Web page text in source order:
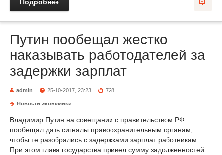
Подробнее
Путин пообещал жестко
наказывать работодателей за
задержки зарплат
admin 25-10-2017, 23:23 728
Новости экономики
Владимир Путин на совещании с правительством РФ
пообещал дать сигналы правоохранительным органам,
чтобы те разобрались с задержками зарплат работникам.
При этом глава государства привел сумму задолженностей